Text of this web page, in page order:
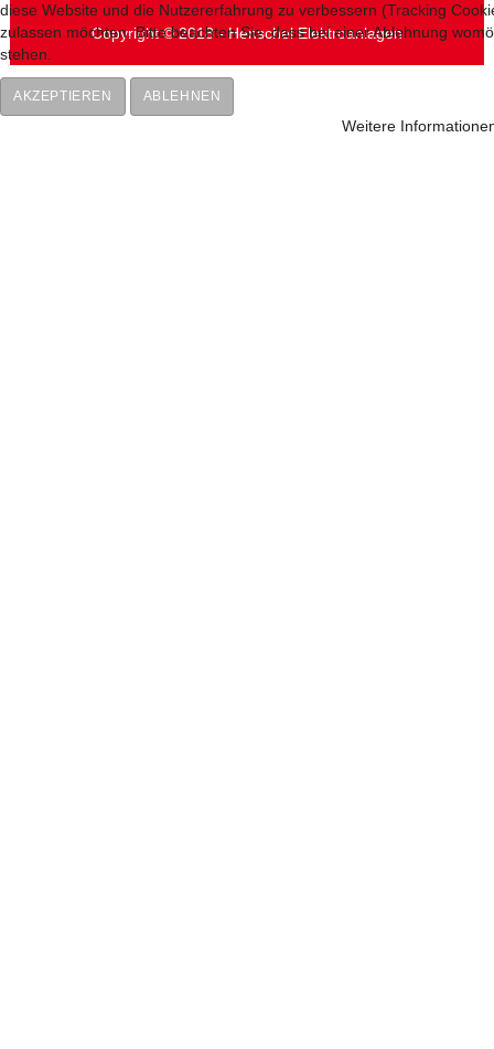
Copyright © 2018 - Henschel Elektroanlagen
diese Website und die Nutzererfahrung zu verbessern (Tracking
zulassen möchten. Bitte beachten Sie, dass bei einer Ablehnung
stehen.
AKZEPTIEREN ABLEHNEN
Weitere